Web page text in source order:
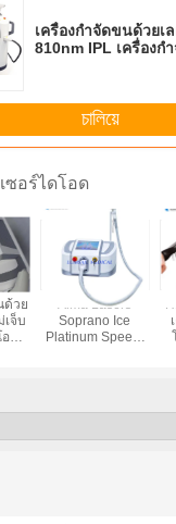
เครื่องกำจัดขนด้วยเ
810nm IPL เครื่องก
চালিয়ে
ซอร์ไดโอด
ด้วย
เจ็บ
ด
Alma Lasers
Soprano Ice
Platinum Speed ​​